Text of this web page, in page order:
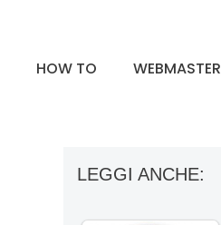
HOW TO WEBMASTER
LEGGI ANCHE: